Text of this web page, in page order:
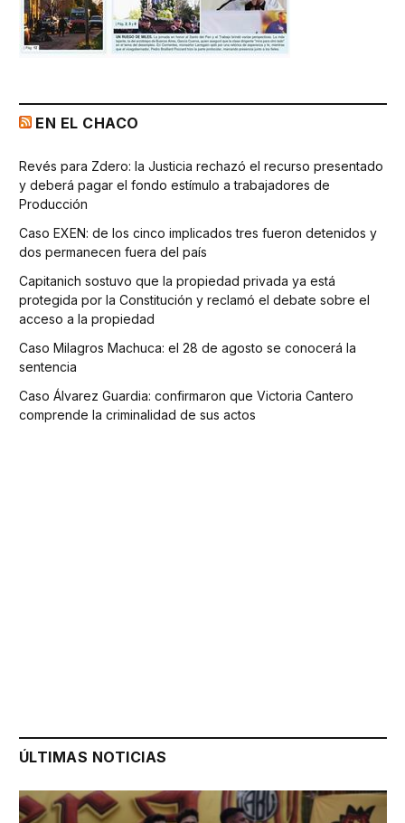
EN EL CHACO
Revés para Zdero: la Justicia rechazó el recurso presentado
y deberá pagar el fondo estímulo a trabajadores de
Producción
Caso EXEN: de los cinco implicados tres fueron detenidos y
dos permanecen fuera del país
Capitanich sostuvo que la propiedad privada ya está
protegida por la Constitución y reclamó el debate sobre el
acceso a la propiedad
Caso Milagros Machuca: el 28 de agosto se conocerá la
sentencia
Caso Álvarez Guardia: confirmaron que Victoria Cantero
comprende la criminalidad de sus actos
ÚLTIMAS NOTICIAS